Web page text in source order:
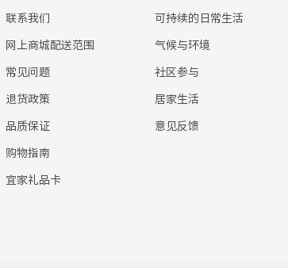
联系我们
网上商城配送范围
常见问题
退货政策
品质保证
购物指南
宜家礼品卡
可持续的日常生活
气候与环境
社区参与
居家生活
意见反馈